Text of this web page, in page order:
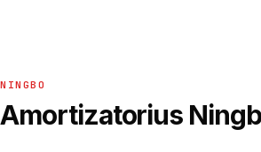
NINGBO
Amortizatorius